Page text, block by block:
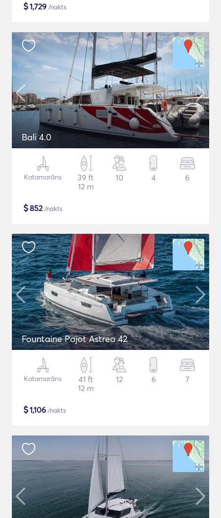
$1,729 /nakts
Bali 4.0
Katamarāns
39 ft
12 m
10 4 6
$852/nakts
Fountaine Pajot Astrea 42
Katamarāns
41 ft
12 m
12 6 7
$1,106 /nakts